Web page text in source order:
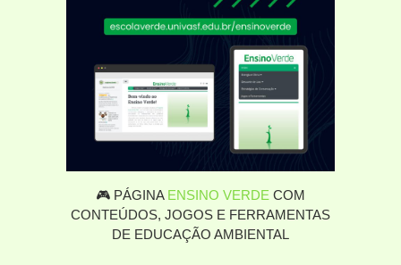
🎮 PÁGINA ENSINO VERDE COM
CONTEÚDOS, JOGOS E FERRAMENTAS
DE EDUCAÇÃO AMBIENTAL